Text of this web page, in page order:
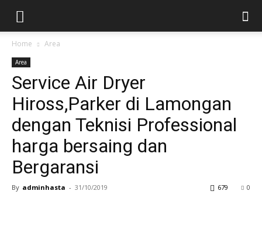
Home Area
Area
Service Air Dryer
Hiross,Parker di Lamongan
dengan Teknisi Professional
harga bersaing dan
Bergaransi
By adminhasta - 31/10/2019 0
679